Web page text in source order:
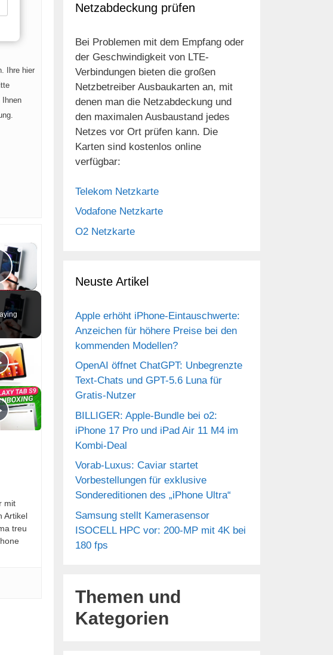
Ihre hier
Ihnen
×
Video
mit
Artikel
treu
Netzabdeckung prüfen
Bei Problemen mit dem Empfang oder
der Geschwindigkeit von LTE-
Verbindungen bieten die großen
Netzbetreiber Ausbaukarten an, mit
denen man die Netzabdeckung und
den maximalen Ausbaustand jedes
Netzes vor Ort prüfen kann. Die
Karten sind kostenlos online
verfügbar:
Telekom Netzkarte
Vodafone Netzkarte
O2 Netzkarte
Neuste Artikel
Apple erhöht iPhone-Eintauschwerte:
Anzeichen für höhere Preise bei den
kommenden Modellen?
OpenAI öffnet ChatGPT: Unbegrenzte
Text-Chats und GPT-5.6 Luna für
Gratis-Nutzer
BILLIGER: Apple-Bundle bei o2:
iPhone 17 Pro und iPad Air 11 M4 im
Kombi-Deal
Vorab-Luxus: Caviar startet
Vorbestellungen für exklusive
Sondereditionen des „iPhone Ultra“
Samsung stellt Kamerasensor
ISOCELL HPC vor: 200-MP mit 4K bei
180 fps
Themen und
Kategorien